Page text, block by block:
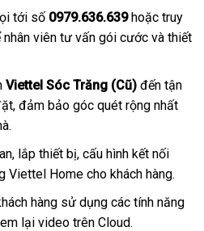
tới số 0979.636.639hoặc truy
viên tư vấn gói cước và thiết
Viettel Sóc Trăng (Cũ)đến tận
đảm bảo góc quét rộng nhất
lắp thiết bị, cấu hình kết nối
Viettel Home cho khách hàng.
hàng sử dụng các tính năng
lại video trên Cloud.